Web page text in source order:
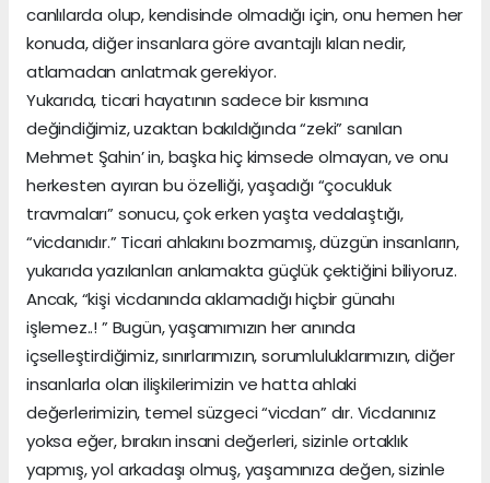
canlılarda olup, kendisinde olmadığı için, onu hemen her
konuda, diğer insanlara göre avantajlı kılan nedir,
atlamadan anlatmak gerekiyor.
Yukarıda, ticari hayatının sadece bir kısmına
değindiğimiz, uzaktan bakıldığında “zeki” sanılan
Mehmet Şahin’ in, başka hiç kimsede olmayan, ve onu
herkesten ayıran bu özelliği, yaşadığı “çocukluk
travmaları” sonucu, çok erken yaşta vedalaştığı,
“vicdanıdır.” Ticari ahlakını bozmamış, düzgün insanların,
yukarıda yazılanları anlamakta güçlük çektiğini biliyoruz.
Ancak, “kişi vicdanında aklamadığı hiçbir günahı
işlemez..! ” Bugün, yaşamımızın her anında
içselleştirdiğimiz, sınırlarımızın, sorumluluklarımızın, diğer
insanlarla olan ilişkilerimizin ve hatta ahlaki
değerlerimizin, temel süzgeci “vicdan” dır. Vicdanınız
yoksa eğer, bırakın insani değerleri, sizinle ortaklık
yapmış, yol arkadaşı olmuş, yaşamınıza değen, sizinle